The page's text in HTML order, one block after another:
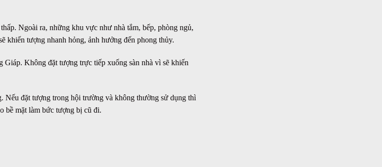
Ngoài ra, những khu vực như nhà tắm, bếp, phòng ngủ,
khiến tượng nhanh hỏng, ảnh hưởng đến phong thủy.
Không đặt tượng trực tiếp xuống sàn nhà vì sẽ khiến
đặt tượng trong hội trường và không thường sử dụng thì
bề mặt làm bức tượng bị cũ đi.